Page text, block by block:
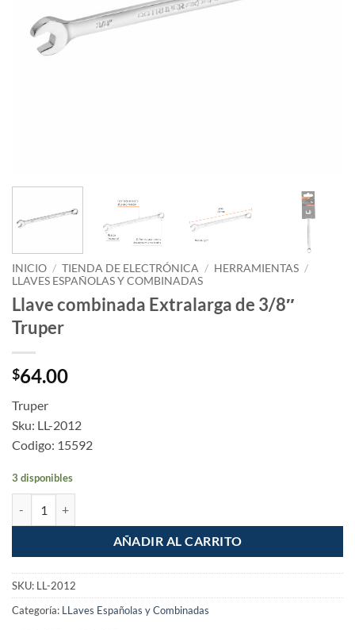
INICIO / TIENDA DE ELECTRÓNICA / HERRAMIENTAS /
LLAVES ESPAÑOLAS Y COMBINADAS
Llave combinada Extralarga de 3/8″
Truper
$64.00
Truper
Sku: LL-2012
Codigo: 15592
3 disponibles
AÑADIR AL CARRITO
SKU: LL-2012
Categoría: LLaves Españolas y Combinadas